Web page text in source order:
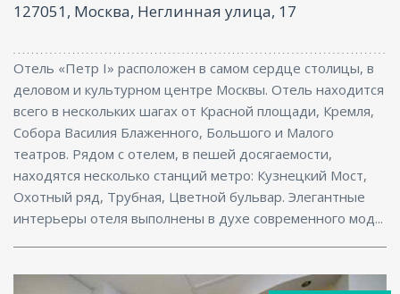
127051, Москва, Неглинная улица, 17
Отель «Петр I» расположен в самом сердце столицы, в
деловом и культурном центре Москвы. Отель находится
всего в нескольких шагах от Красной площади, Кремля,
Собора Василия Блаженного, Большого и Малого
театров. Рядом с отелем, в пешей досягаемости,
находятся несколько станций метро: Кузнецкий Мост,
Охотный ряд, Трубная, Цветной бульвар. Элегантные
интерьеры отеля выполнены в духе современного мод...